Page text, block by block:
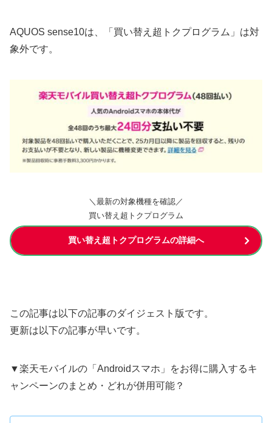
AQUOS sense10は、「買い替え超トクプログラム」は対
象外です。
＼最新の対象機種を確認／
買い替え超トクプログラム
買い替え超トクプログラムの詳細へ
この記事は以下の記事のダイジェスト版です。
更新は以下の記事が早いです。
▼楽天モバイルの「Androidスマホ」をお得に購入するキ
ャンペーンのまとめ・どれが併用可能？